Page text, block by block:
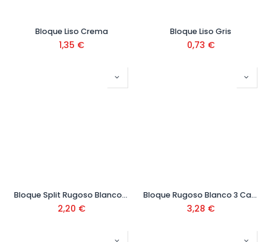
Bloque Liso Crema
1,35 €
Bloque Liso Gris
0,73 €
Bloque Split Rugoso Blanco (2 Caras Largas Rugosas) 39x19x19
2,20 €
Bloque Rugoso Blanco 3 Caras 39x19x19
3,28 €